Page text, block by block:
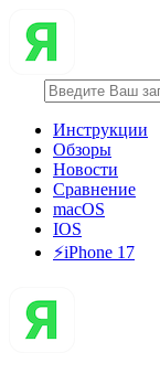
Инструкции
Обзоры
Новости
Сравнение
macOS
IOS
⚡️iPhone 17